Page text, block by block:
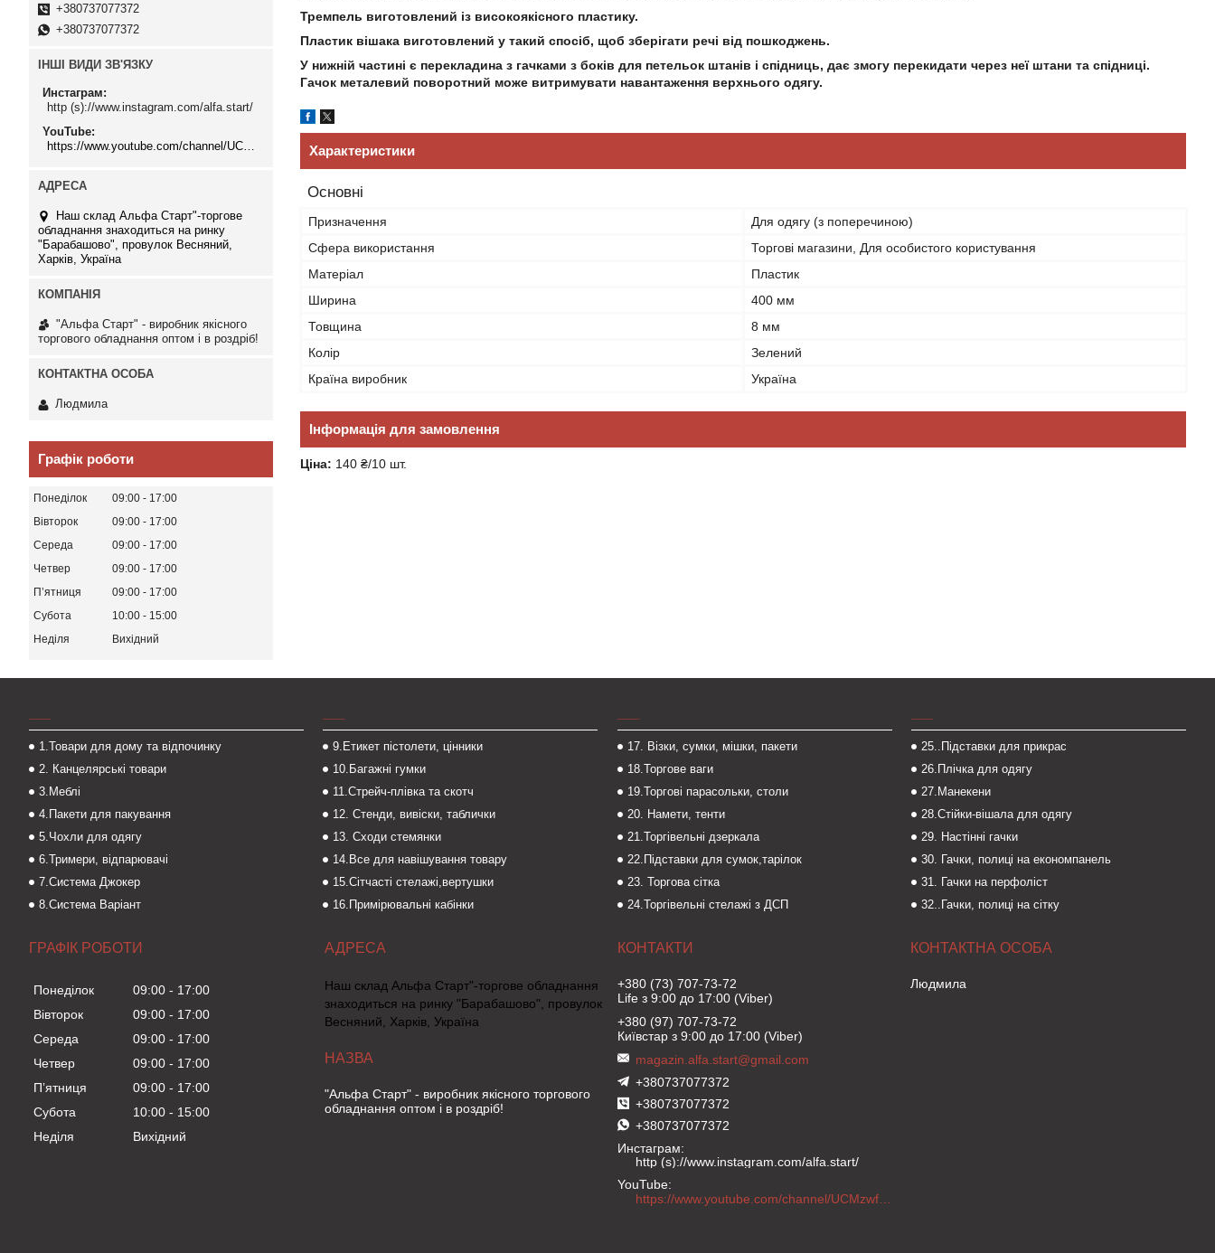
Тремпель виготовлений із високоякісного пластику.
Пластик вішака виготовлений у такий спосіб, щоб зберігати речі від пошкоджень.
У нижній частині є перекладина з гачками з боків для петельок штанів і спідниць, дає змогу перекидати через неї штани та спідниці.
Гачок металевий поворотний може витримувати навантаження верхнього одягу.
Характеристики
Основні
Призначення
Для одягу (з поперечиною)
Сфера використання
Торгові магазини, Для особистого користування
Матеріал
Пластик
Ширина
400 мм
Товщина
8 мм
Колір
Зелений
Країна виробник
Україна
Інформація для замовлення
Ціна: 140 ₴/10 шт.
+380737077372
+380737077372
ІНШІ ВИДИ ЗВ'ЯЗКУ
Инстаграм
http (s)://www.instagram.com/alfa.start/
YouTube
Наш склад Альфа Старт"-торгове
обладнання знаходиться на ринку
"Барабашово", провулок Весняний,
Харків, Україна
"Альфа Старт" - виробник якісного
торгового обладнання оптом і в роздріб!
Людмила
Графік роботи
Понеділок 09:00
17:00
Вівторок
09:00
17:00
Середа
09:00
17:00
Четвер
09:00
17:00
Пʼятниця
09:00
17:00
Субота
10:00
15:00
Неділя
Вихідний
1.Товари для дому та відпочинку
2. Канцелярські товари
3.Меблі
4.Пакети для пакування
5.Чохли для одягу
6.Тримери, відпарювачі
7.Система Джокер
8.Система Варіант
9.Етикет пістолети, цінники
10.Багажні гумки
11.Стрейч-плівка та скотч
12. Стенди, вивіски, таблички
13. Сходи стемянки
14.Все для навішування товару
15.Сітчасті стелажі,вертушки
16.Примірювальні кабінки
17. Візки, сумки, мішки, пакети
18.Торгове ваги
19.Торгові парасольки, столи
20. Намети, тенти
21.Торгівельні дзеркала
22.Підставки для сумок,тарілок
23. Торгова сітка
24.Торгівельні стелажі з ДСП
25..Підставки для прикрас
26.Плічка для одягу
27.Манекени
28.Стійки-вішала для одягу
29. Настінні гачки
30. Гачки, полиці на економпанель
31. Гачки на перфоліст
32..Гачки, полиці на сітку
ГРАФІК РОБОТИ
Понеділок 09:00
17:00
Вівторок
09:00
17:00
Середа
09:00
17:00
Четвер
09:00
17:00
Пʼятниця
09:00
17:00
Субота
10:00
15:00
Неділя
Вихідний
Наш склад Альфа Старт"-торгове обладнання
знаходиться на ринку "Барабашово", провулок
Весняний, Харків, Україна
"Альфа Старт" - виробник якісного торгового
обладнання оптом і в роздріб!
+380 (73) 707-73-72
Life з 9:00 до 17:00 (Viber)
+380 (97) 707-73-72
Київстар з 9:00 до 17:00 (Viber)
magazin.alfa.start@gmail.com
+380737077372
+380737077372
+380737077372
Инстаграм
http (s)://www.instagram.com/alfa.start/
YouTube
https://www.youtube.com/channel/UCMzwfuPdxogFIKF_nELVFNw
Людмила